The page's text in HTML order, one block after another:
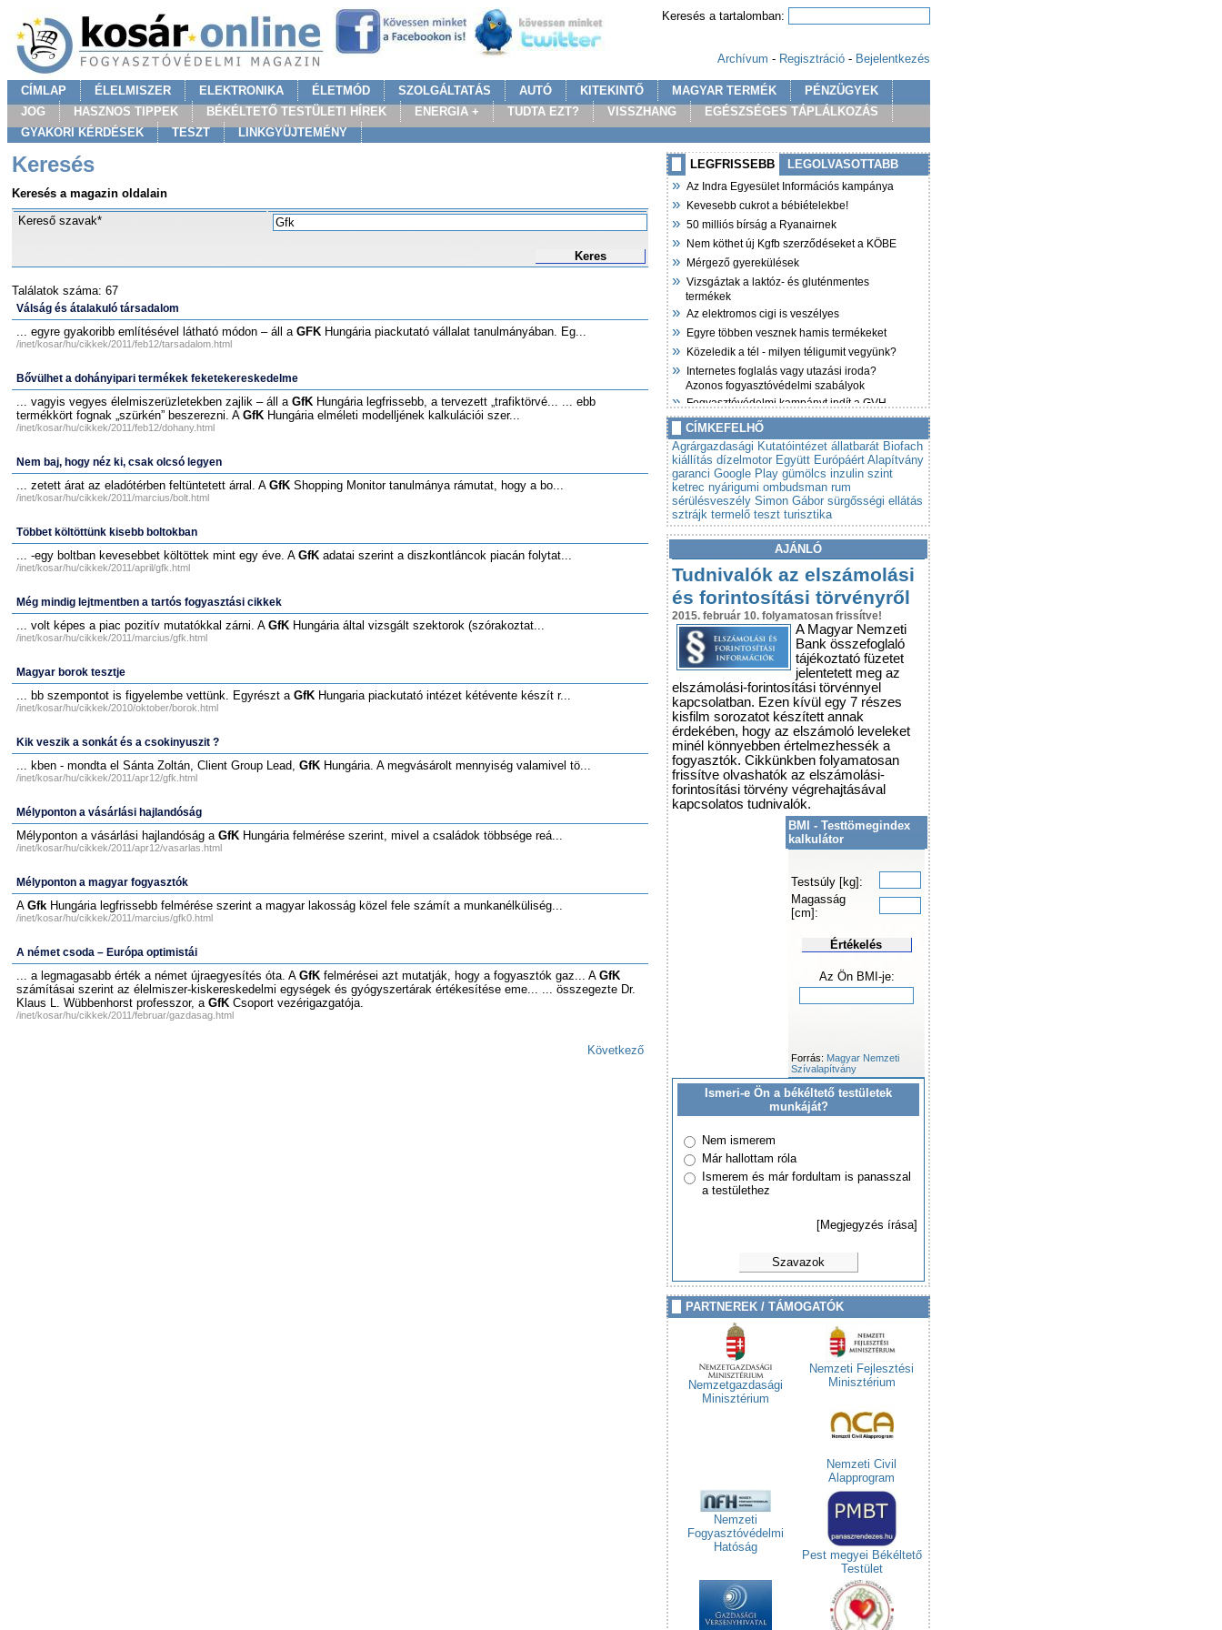
Keresés a tartalomban:
Archívum - Regisztráció - Bejelentkezés
CÍMLAP ÉLELMISZER ELEKTRONIKA ÉLETMÓD SZOLGÁLTATÁS AUTÓ KITEKINTŐ MAGYAR TERMÉK
PÉNZÜGYEK
JOG
HASZNOS TIPPEK BÉKÉLTETŐ TESTÜLETI HÍREK ENERGIA + TUDTA EZT? VISSZHANG
EGÉSZSÉGES TÁPLÁLKOZÁS
GYAKORI KÉRDÉSEK
TESZT LINKGYÜJTEMÉNY
Keresés
Keresés a magazin oldalain
Kereső szavak*
Keres
Találatok száma: 67
Válság és átalakuló társadalom
... egyre gyakoribb említésével látható módon – áll a GFK Hungária piackutató vállalat tanulmányában. Eg...
/inet/kosar/hu/cikkek/2011/feb12/tarsadalom.html
Bővülhet a dohányipari termékek feketekereskedelme
... vagyis vegyes élelmiszerüzletekben zajlik – áll a GfK Hungária legfrissebb, a tervezett „trafiktörvé... ... ebb
termékkört fognak „szürkén” beszerezni. A GfK Hungária elméleti modelljének kalkulációi szer...
/inet/kosar/hu/cikkek/2011/feb12/dohany.html
Nem baj, hogy néz ki, csak olcsó legyen
... zetett árat az eladótérben feltüntetett árral. A GfK Shopping Monitor tanulmánya rámutat, hogy a bo...
/inet/kosar/hu/cikkek/2011/marcius/bolt.html
Többet költöttünk kisebb boltokban
... -egy boltban kevesebbet költöttek mint egy éve. A GfK adatai szerint a diszkontláncok piacán folytat...
/inet/kosar/hu/cikkek/2011/april/gfk.html
Még mindig lejtmentben a tartós fogyasztási cikkek
... volt képes a piac pozitív mutatókkal zárni. A GfK Hungária által vizsgált szektorok (szórakoztat...
/inet/kosar/hu/cikkek/2011/marcius/gfk.html
Magyar borok tesztje
... bb szempontot is figyelembe vettünk. Egyrészt a GfK Hungaria piackutató intézet kétévente készít r...
/inet/kosar/hu/cikkek/2010/oktober/borok.html
Kik veszik a sonkát és a csokinyuszit ?
... kben - mondta el Sánta Zoltán, Client Group Lead, GfK Hungária. A megvásárolt mennyiség valamivel tö...
/inet/kosar/hu/cikkek/2011/apr12/gfk.html
Mélyponton a vásárlási hajlandóság
Mélyponton a vásárlási hajlandóság a GfK Hungária felmérése szerint, mivel a családok többsége reá...
/inet/kosar/hu/cikkek/2011/apr12/vasarlas.html
Mélyponton a magyar fogyasztók
A Gfk Hungária legfrissebb felmérése szerint a magyar lakosság közel fele számít a munkanélküliség...
/inet/kosar/hu/cikkek/2011/marcius/gfk0.html
A német csoda – Európa optimistái
... a legmagasabb érték a német újraegyesítés óta. A GfK felmérései azt mutatják, hogy a fogyasztók gaz... A GfK
számításai szerint az élelmiszer-kiskereskedelmi egységek és gyógyszertárak értékesítése eme... ... összegezte Dr.
Klaus L. Wübbenhorst professzor, a GfK Csoport vezérigazgatója.
/inet/kosar/hu/cikkek/2011/februar/gazdasag.html
Következő
LEGFRISSEBB LEGOLVASOTTABB
» Az Indra Egyesület Információs kampánya
» Kevesebb cukrot a bébiételekbe!
» 50 milliós bírság a Ryanairnek
» Nem köthet új Kgfb szerződéseket a KÖBE
» Mérgező gyerekülések
» Vizsgáztak a laktóz- és gluténmentes
termékek
» Az elektromos cigi is veszélyes
» Egyre többen vesznek hamis termékeket
» Közeledik a tél - milyen téligumit vegyünk?
»
Internetes foglalás vagy utazási iroda?
Azonos fogyasztóvédelmi szabályok
» Fogyasztóvédelmi kampányt indít a GVH
» Autót venne? Lebuktathatja a csalókat!
» Tovább szigorodnak az árubemutatókra
vonatkozó szabályok
CÍMKEFELHŐ
Agrárgazdasági Kutatóintézet állatbarát Biofach
kiállítás dízelmotor Együtt Európáért Alapítvány
garanci Google Play gümölcs inzulin szint
ketrec nyárigumi ombudsman rum
sérülésveszély Simon Gábor sürgősségi ellátás
sztrájk termelő teszt turisztika
AJÁNLÓ
Tudnivalók az elszámolási
és forintosítási törvényről
2015. február 10. folyamatosan frissítve!
A Magyar Nemzeti
Bank összefoglaló
tájékoztató füzetet
jelentetett meg az
elszámolási-forintosítási törvénnyel
kapcsolatban. Ezen kívül egy 7 részes
kisfilm sorozatot készített annak
érdekében, hogy az elszámoló leveleket
minél könnyebben értelmezhessék a
fogyasztók. Cikkünkben folyamatosan
frissítve olvashatók az elszámolási-
forintosítási törvény végrehajtásával
kapcsolatos tudnivalók.
BMI - Testtömegindex
kalkulátor
Testsúly [kg]:
Magasság
[cm]:
Értékelés
Az Ön BMI-je:
Forrás: Magyar Nemzeti
Szívalapítvány
Ismeri-e Ön a békéltető testületek
munkáját?
Nem ismerem
Már hallottam róla
Ismerem és már fordultam is panasszal
a testülethez
[Megjegyzés írása]
Szavazok
PARTNEREK / TÁMOGATÓK
Nemzetgazdasági
Minisztérium
Nemzeti Fejlesztési
Minisztérium
Nemzeti Civil
Alapprogram
Nemzeti
Fogyasztóvédelmi
Hatóság
Pest megyei Békéltető
Testület